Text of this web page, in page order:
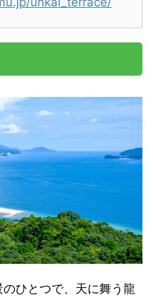
ひとつで、天に舞う龍